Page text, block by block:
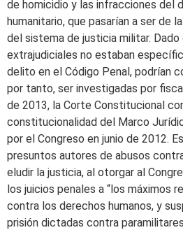
de homicidio y las infracciones del
humanitario, que pasarían a ser de
del sistema de justicia militar.
extrajudiciales no estaban
delito en el Código Penal, podrían
por tanto, ser investigadas por
de 2013, la Corte Constitucional
constitucionalidad del Marco
por el Congreso en junio de 2012.
presuntos autores de abusos
eludir la justicia, al otorgar al
los juicios penales a “los máximos
contra los derechos humanos, y
prisión dictadas contra